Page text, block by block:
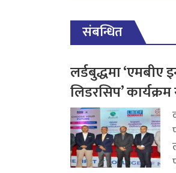
संबन्धित
लर्डबुद्धमा ‘एमबीए
लिडरसिप’